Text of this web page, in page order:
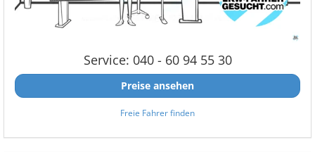
Service: 040 - 60 94 55 30
Preise ansehen
Freie Fahrer finden